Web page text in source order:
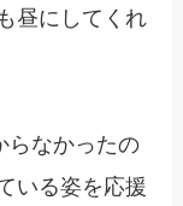
昼にしてくれ
らなかったの
いる姿を応援